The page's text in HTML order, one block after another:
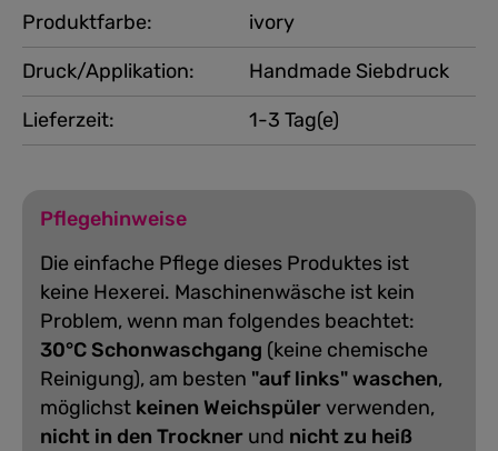
Produktfarbe: ivory
Druck/Applikation:
Handmade Siebdruck
Lieferzeit:
1-3 Tag(e)
Pflegehinweise
Die einfache Pflege dieses Produktes ist
keine Hexerei. Maschinenwäsche ist kein
Problem, wenn man folgendes beachtet:
30°C Schonwaschgang (keine chemische
Reinigung), am besten "auf links" waschen,
möglichst keinen Weichspülerverwenden,
nicht in den Trockner und nicht zu heiß